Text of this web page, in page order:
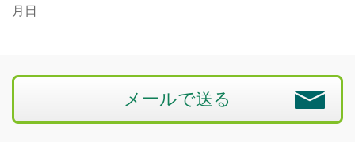
月日
メールで送る